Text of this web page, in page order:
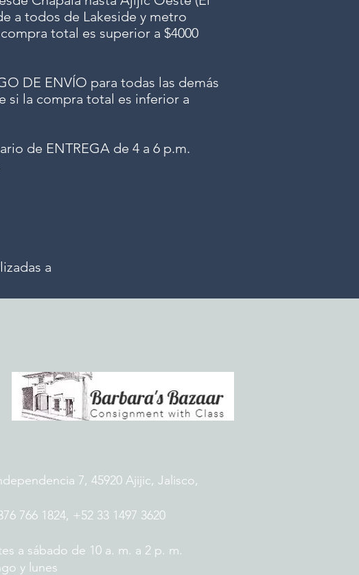
a todos de Lakeside y metro
total es superior a $4000
DE ENVÍO para todas las demás
si la compra total es inferior a
de ENTREGA de 4 a 6 p.m.
a
7, 45920 Ajijic, Jalisco,
766 1824, +52 33 1497 3620
a sábado de 10 a. m. a 2 p. m.
y lunes